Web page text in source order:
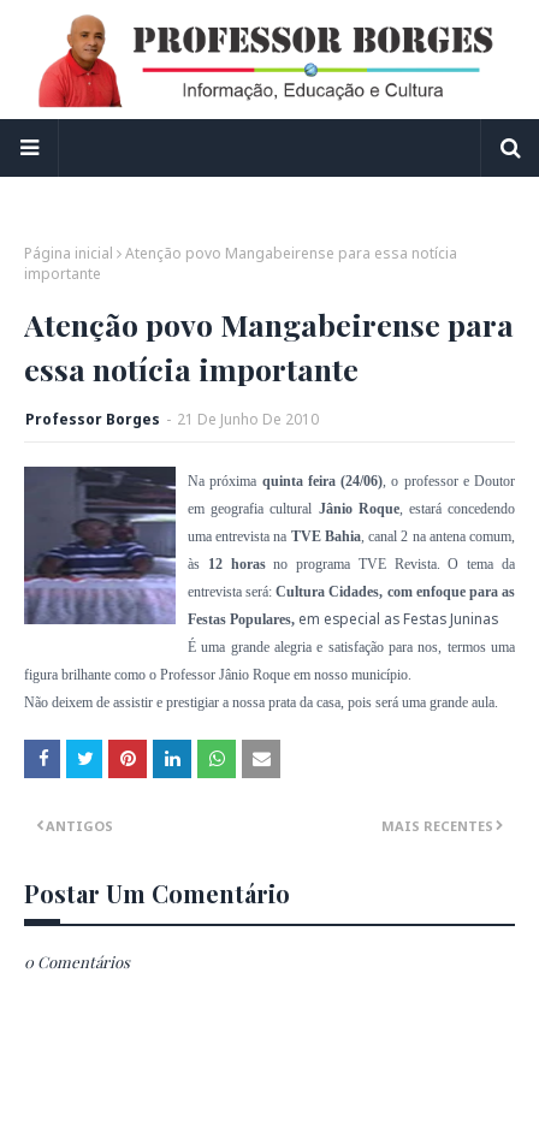
Página inicial
Atenção povo Mangabeirense para essa notícia
importante
Atenção povo Mangabeirense para
essa notícia importante
Professor Borges - 21 De Junho De 2010
Na próxima quinta feira (24/06), o professor e Doutor
em geografia cultural Jânio Roque, estará concedendo
uma entrevista na TVE Bahia, canal 2 na antena comum,
às 12 horasno programa TVE Revista. O tema da
entrevista será:Cultura Cidades, com enfoque para as
Festas Populares, em especial as Festas Juninas
É uma grande alegria e satisfação para nos, termos uma
figura brilhante como o Professor Jânio Roque em nosso município.
Não deixem de assistir e prestigiar a nossa prata da casa, pois será uma grande aula.
MAIS RECENTES
ANTIGOS
Postar Um Comentário
0 Comentários